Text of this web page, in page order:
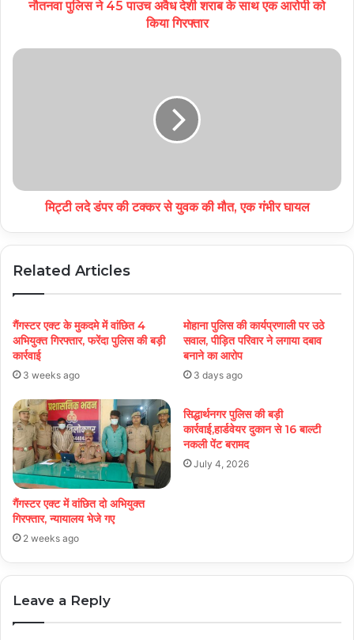
नौतनवा पुलिस ने 45 पाउच अवैध देशी शराब के साथ एक आरोपी को
किया गिरफ्तार
मिट्टी लदे डंपर की टक्कर से युवक की मौत, एक गंभीर घायल
Related Articles
गैंगस्टर एक्ट के मुकदमे में वांछित 4
अभियुक्त गिरफ्तार, फरेंदा पुलिस की बड़ी
कार्रवाई
3 weeks ago
मोहाना पुलिस की कार्यप्रणाली पर उठे
सवाल, पीड़ित परिवार ने लगाया दबाव
बनाने का आरोप
3 days ago
गैंगस्टर एक्ट में वांछित दो अभियुक्त
गिरफ्तार, न्यायालय भेजे गए
2 weeks ago
सिद्धार्थनगर पुलिस की बड़ी
कार्रवाई,हार्डवेयर दुकान से 16 बाल्टी
नकली पेंट बरामद
July 4, 2026
Leave a Reply